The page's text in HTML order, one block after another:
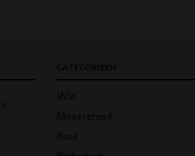
CATEGORIEËN
Wit
Mousserend
Rosé